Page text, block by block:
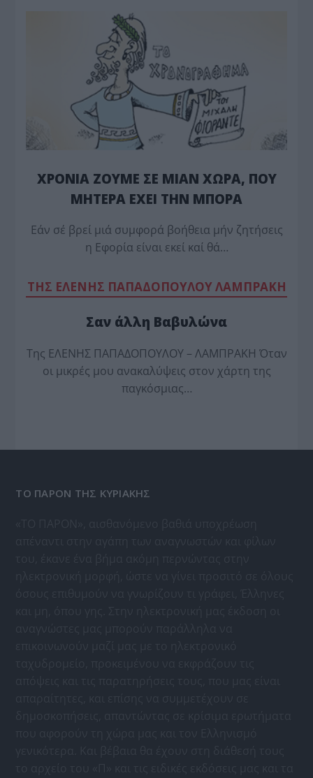
ΧΡΟΝΙΑ ΖΟΥΜΕ ΣΕ ΜΙΑΝ ΧΩΡΑ, ΠΟΥ
ΜΗΤΕΡΑ ΕΧΕΙ ΤΗΝ ΜΠΟΡΑ
Εάν σέ βρεί μιά συμφορά βοήθεια μήν ζητήσεις
η Εφορία είναι εκεί καί θά…
TΗΣ ΕΛΕΝΗΣ ΠΑΠΑΔΟΠΟΥΛΟΥ ΛΑΜΠΡΑΚΗ
Σαν άλλη Βαβυλώνα
Της ΕΛΕΝΗΣ ΠΑΠΑΔΟΠΟΥΛΟΥ – ΛΑΜΠΡΑΚΗ Όταν
οι μικρές μου ανακαλύψεις στον χάρτη της
παγκόσμιας…
ΤΟ ΠΑΡΟΝ ΤΗΣ ΚΥΡΙΑΚΗΣ